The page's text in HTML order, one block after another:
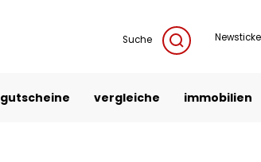
Suche
gutscheine vergleiche immobilien